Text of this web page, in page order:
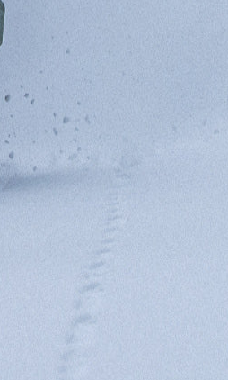
BELIEBTE SUCHANFRAGEN
Freeride-Ski Ausrüstung